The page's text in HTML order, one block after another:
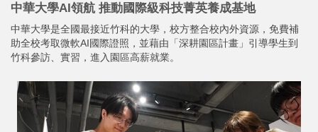
中華大學AI領航 推動國際級科技菁英養成基地
中華大學是全國最接近竹科的大學，校方整合校內外資源，免費補
助全校考取微軟AI國際證照，並藉由「深耕園區計畫」引導學生到
竹科參訪、實習，進入園區高薪就業。